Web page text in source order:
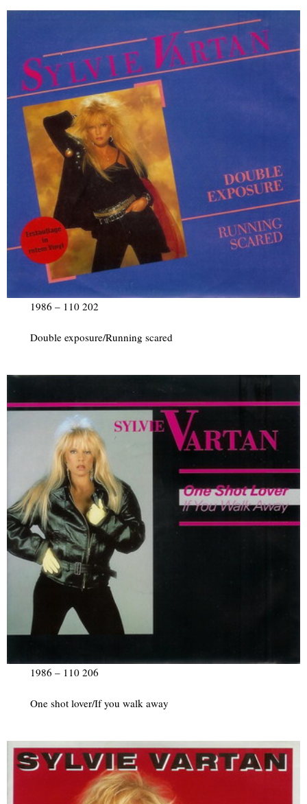
1986 – 110 202
Double exposure/Running scared
1986 – 110 206
One shot lover/If you walk away